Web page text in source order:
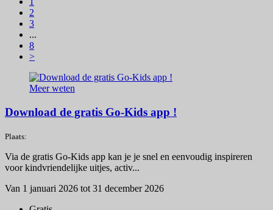
2
3
...
8
>
Meer weten
Download de gratis Go-Kids app !
Plaats:
Via de gratis Go-Kids app kan je je snel en eenvoudig inspireren
voor kindvriendelijke uitjes, activ...
Van 1 januari 2026 tot 31 december 2026